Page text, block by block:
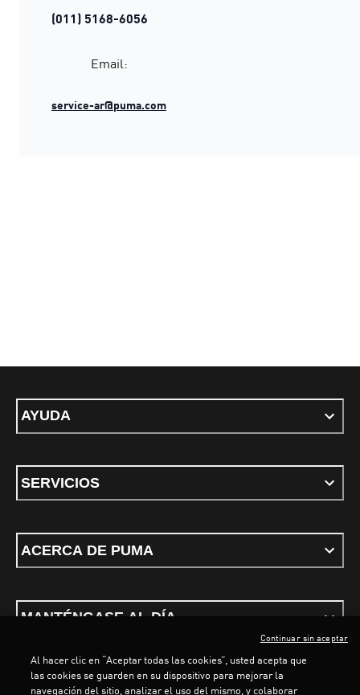
(011) 5168-6056
Email:
service-ar@puma.com
AYUDA
SERVICIOS
ACERCA DE PUMA
MANTÉNGASE AL DÍA
Al hacer clic en “Aceptar todas las cookies”, usted acepta que
las cookies se guarden en su dispositivo para mejorar la
navegación del sitio, analizar el uso del mismo, y colaborar
Continuar sin aceptar